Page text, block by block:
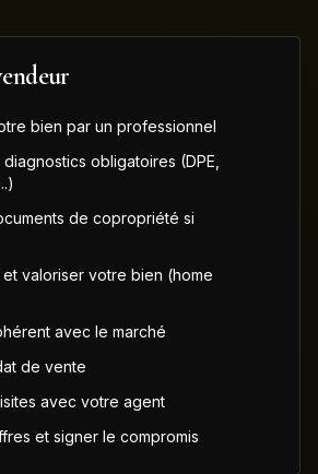
bien par un professionnel
obligatoires (DPE,
de copropriété si
valoriser votre bien (home
avec le marché
de vente
avec votre agent
et signer le compromis